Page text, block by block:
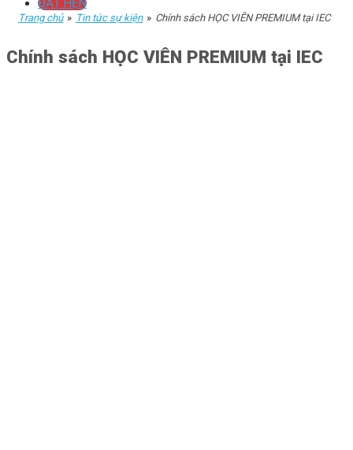
ĐẶT HẸN
Trang chủ » Tin tức sự kiện » Chính sách HỌC VIÊN PREMIUM tại IEC
Chính sách HỌC VIÊN PREMIUM tại IEC